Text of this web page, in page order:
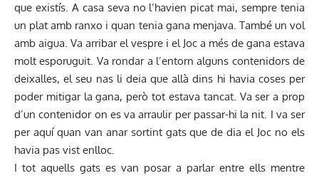
que existís. A casa seva no l’havien picat mai, sempre tenia
un plat amb ranxo i quan tenia gana menjava. També un vol
amb aigua. Va arribar el vespre i el Joc a més de gana estava
molt esporuguit. Va rondar a l’entorn alguns contenidors de
deixalles, el seu nas li deia que allà dins hi havia coses per
poder mitigar la gana, però tot estava tancat. Va ser a prop
d’un contenidor on es va arraulir per passar-hi la nit. I va ser
per aquí quan van anar sortint gats que de dia el Joc no els
havia pas vist enlloc.
I tot aquells gats es van posar a parlar entre ells mentre